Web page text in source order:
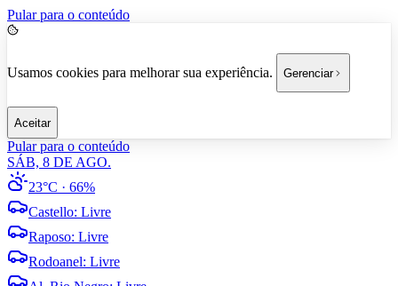
Pular para o conteúdo
Usamos cookies para melhorar sua experiência. Gerenciar
Aceitar
Pular para o conteúdo
SÁB, 8 DE AGO.
23°C · 66%
Castello: Livre
Raposo: Livre
Rodoanel: Livre